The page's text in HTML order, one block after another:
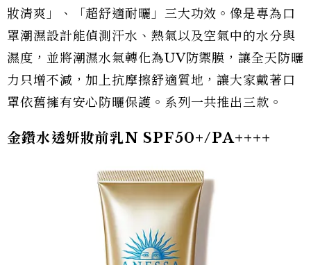
妝清爽」、「超舒適耐曬」三大功效。像是專為口
罩潮濕設計能偵測汗水、熱氣以及空氣中的水分與
濕度，並將潮濕水氣轉化為UV防禦膜，讓全天防曬
力只增不減，加上抗摩擦舒適質地，讓大家戴著口
罩依舊擁有安心防曬保護。系列一共推出三款。
金鑽水透妍妝前乳N SPF50+/PA++++